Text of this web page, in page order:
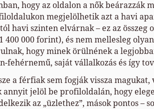
hogy az oldalon a nők beárazzák
megjelölhetik azt a havi
havi szinten elvárnak – ez az összeg
400 000 forint), és nem mellesleg
hogy minek örülnének a
fehérnemű, saját vállalkozás és így
a férfiak sem fogják vissza magukat,
annyit jelöl be profiloldalán, hogy
az „üzlethez”, mások pontos –